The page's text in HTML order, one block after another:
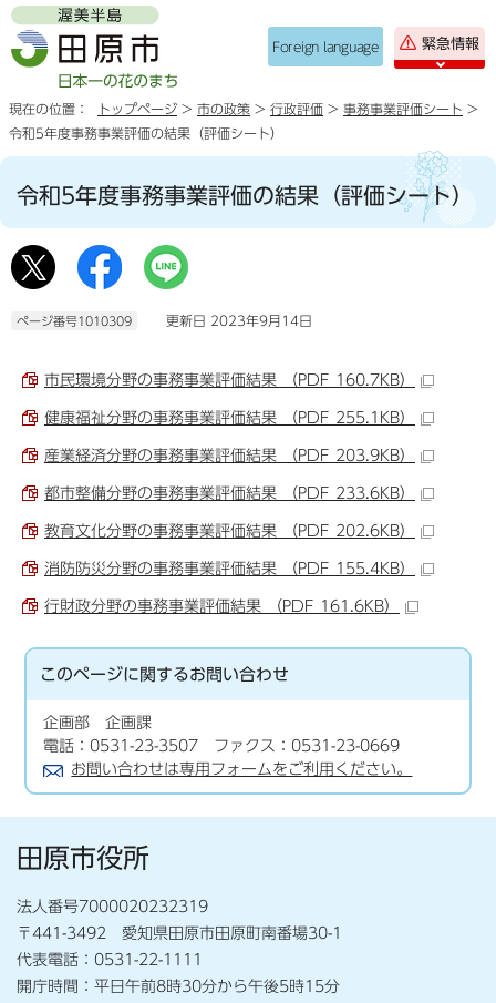
Foreign language 緊急情報
現在の位置： トップページ > 市の政策 > 行政評価 > 事務事業評価シート >
令和5年度事務事業評価の結果（評価シート）
令和5年度事務事業評価の結果（評価シート）
ページ番号1010309 更新日 2023年9月14日
市民環境分野の事務事業評価結果 （PDF 160.7KB）
健康福祉分野の事務事業評価結果 （PDF 255.1KB）
産業経済分野の事務事業評価結果 （PDF 203.9KB）
都市整備分野の事務事業評価結果 （PDF 233.6KB）
教育文化分野の事務事業評価結果 （PDF 202.6KB）
消防防災分野の事務事業評価結果 （PDF 155.4KB）
行財政分野の事務事業評価結果 （PDF 161.6KB）
このページに関するお問い合わせ
企画部 企画課
電話：0531-23-3507 ファクス：0531-23-0669
お問い合わせは専用フォームをご利用ください。
田原市役所
法人番号7000020232319
〒441-3492 愛知県田原市田原町南番場30-1
代表電話：0531-22-1111
開庁時間：平日午前8時30分から午後5時15分